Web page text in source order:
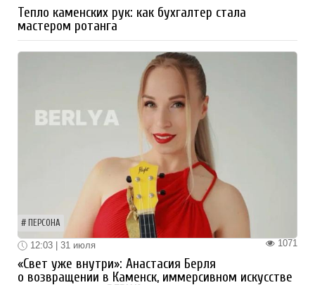
Тепло каменских рук: как бухгалтер стала
мастером ротанга
ПЕРСОНА
1071
12:03 | 31 июля
«Свет уже внутри»: Анастасия Берля
о возвращении в Каменск, иммерсивном искусстве